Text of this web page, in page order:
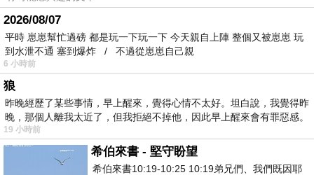
2026/08/07
平時 崽崽幫忙過磅 都是玩一下玩一下 今天親自上陣 整個又被崽崽 玩
到水泄不通 塞到爆炸 / 不過從崽崽自己親
6 小時前
狼
昨晚經歷了某些事情，早上醒來，覺得心情不太好。坦白說，我覺得昨
晚，那個人離我太近了，但我拒絕不掉他，因此早上醒來會有罪惡感。
19 小時前
希伯來書 - 堅守盼望
希伯來書10:19-10:25 10:19弟兄們、我們既因耶